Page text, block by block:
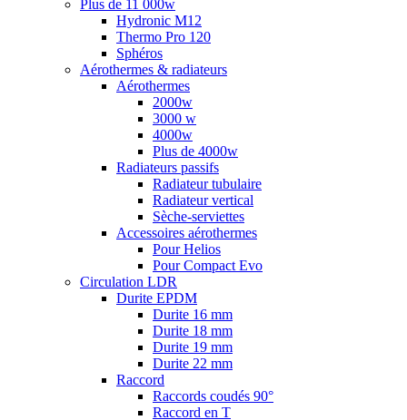
Plus de 11 000w
Hydronic M12
Thermo Pro 120
Sphéros
Aérothermes & radiateurs
Aérothermes
2000w
3000 w
4000w
Plus de 4000w
Radiateurs passifs
Radiateur tubulaire
Radiateur vertical
Sèche-serviettes
Accessoires aérothermes
Pour Helios
Pour Compact Evo
Circulation LDR
Durite EPDM
Durite 16 mm
Durite 18 mm
Durite 19 mm
Durite 22 mm
Raccord
Raccords coudés 90°
Raccord en T